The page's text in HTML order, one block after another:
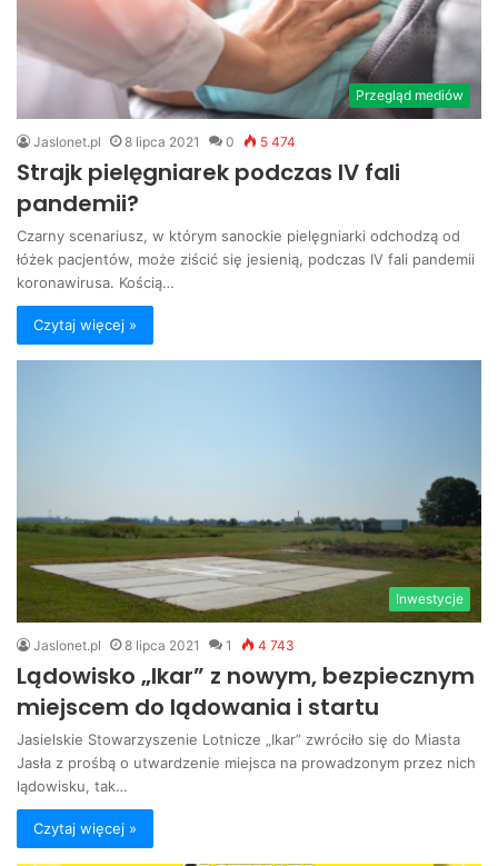
Przegląd mediów
Jaslonet.pl 8 lipca 2021 0 5 474
Strajk pielęgniarek podczas IV fali
pandemii?
Czarny scenariusz, w którym sanockie pielęgniarki odchodzą od
łóżek pacjentów, może ziścić się jesienią, podczas IV fali pandemii
koronawirusa. Kością…
Czytaj więcej »
Inwestycje
Jaslonet.pl 8 lipca 2021 1 4 743
Lądowisko „Ikar” z nowym, bezpiecznym
miejscem do lądowania i startu
Jasielskie Stowarzyszenie Lotnicze „Ikar” zwróciło się do Miasta
Jasła z prośbą o utwardzenie miejsca na prowadzonym przez nich
lądowisku, tak…
Czytaj więcej »